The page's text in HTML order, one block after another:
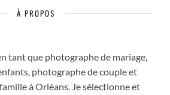
À PROPOS
tant que photographe de mariage,
photographe de couple et
à Orléans. Je sélectionne et